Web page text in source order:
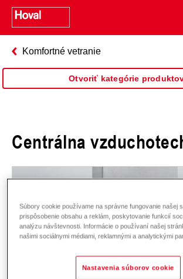
Komfortné vetranie
Otvoriť kategórie
Centrálna
Súbory cookie používame na správne fungovanie našej
prispôsobenie obsahu a reklám, poskytovanie funkcií
analýzu návštevnosti. Informácie o používaní našej
našimi sociálnymi médiami, reklamnými a analytickými
Nastavenia súborov cookie